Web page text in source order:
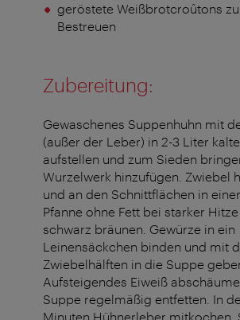
geröstete Weißbrotcroûtons
Bestreuen
Zubereitung:
Gewaschenes Suppenhuhn mit
(außer der Leber) in 2-3 Liter
aufstellen und zum Sieden
Wurzelwerk hinzufügen. Zwiebel
und an den Schnittflächen in
Pfanne ohne Fett bei starker
schwarz bräunen. Gewürze in ein
Leinensäckchen binden und mit
Zwiebelhälften in die Suppe
Aufsteigendes Eiweiß
Suppe regelmäßig entfetten. In
Minuten Hühnerleber mitkochen.